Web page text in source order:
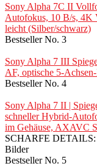
Sony Alpha 7C II
Autofokus, 10 B/s, 4K
leicht (Silber/schwarz)
Bestseller No. 3
Sony Alpha 7 III
AF, optische 5-
Bestseller No. 4
Sony Alpha 7 II |
schneller Hybrid-
im Gehäuse, AXAVC
SCHARFE DETAILS:
Bilder
Bestseller No. 5